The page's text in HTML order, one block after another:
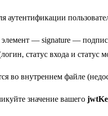
аутентификации
— signature —
статус входа и статус
во внутреннем файле
значение вашего